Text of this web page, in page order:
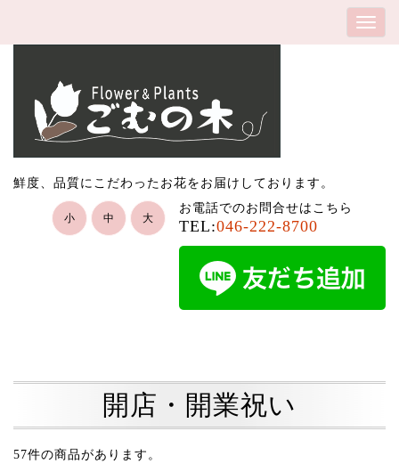
鮮度、品質にこだわったお花をお届けしております。
お電話でのお問合せはこちら
TEL:046-222-8700
小 中 大
開店・開業祝い
57件の商品があります。